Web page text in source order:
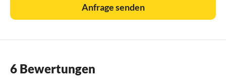
Anfrage senden
6 Bewertungen